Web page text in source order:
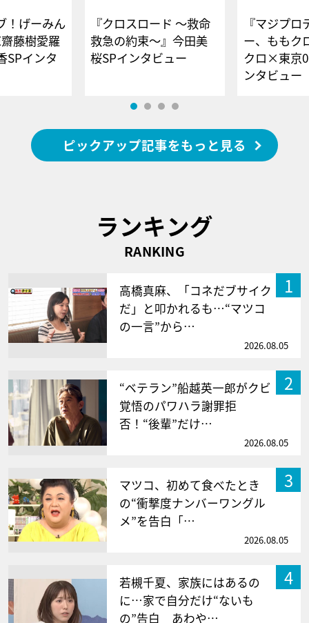
！げーみん
藤樹愛羅
SPインタ
『クロスロード ～救命
救急の約束～』今田美
桜SPインタビュー
『マジプロ
ー、ももク
クロ×東京
ンタビュー
ピックアップ記事をもっと見る
ランキング
RANKING
1
高橋真麻、「コネだブサイク
だ」と叩かれるも…“マツコ
の一言”から…
2026.08.05
2
“ベテラン”船越英一郎がクビ
覚悟のパワハラ謝罪拒
否！“後輩”だけ…
2026.08.05
3
マツコ、初めて食べたとき
の“衝撃度ナンバーワングル
メ”を告白「…
2026.08.05
4
若槻千夏、家族にはあるの
に…家で自分だけ“ないも
の”告白 あわや…